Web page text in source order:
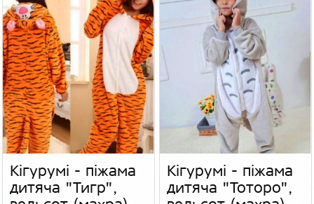
Кігурумі - піжама
дитяча "Тигр",
Кігурумі - піжама
дитяча "Тоторо",